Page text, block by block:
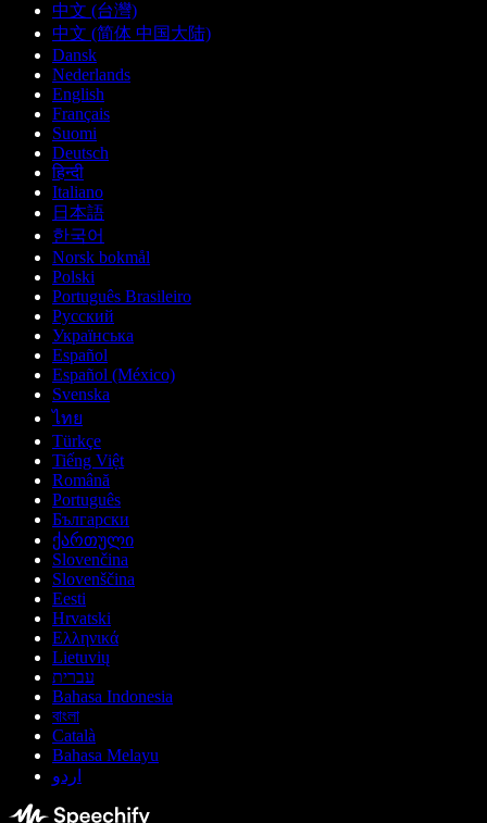
中文 (台灣)
中文 (简体 中国大陆)
Dansk
Nederlands
English
Français
Suomi
Deutsch
हिन्दी
Italiano
日本語
한국어
Norsk bokmål
Polski
Português Brasileiro
Русский
Українська
Español
Español (México)
Svenska
ไทย
Türkçe
Tiếng Việt
Română
Português
Български
ქართული
Slovenčina
Slovenščina
Eesti
Hrvatski
Ελληνικά
Lietuvių
עברית
Bahasa Indonesia
বাংলা
Català
Bahasa Melayu
اردو